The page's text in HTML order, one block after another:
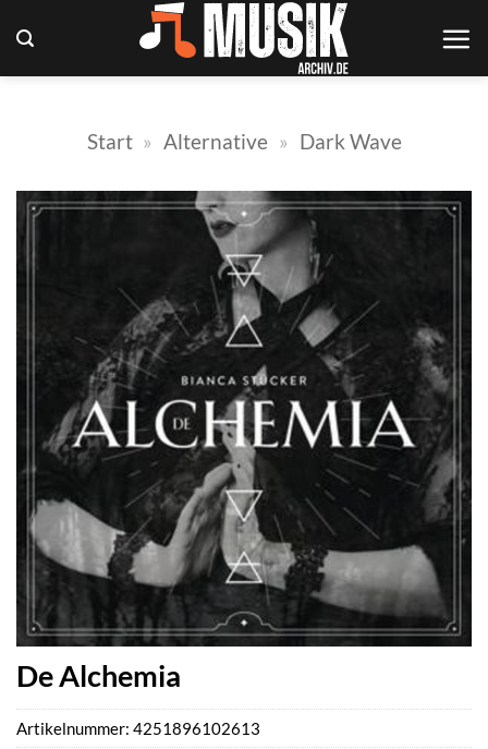
Inhalt
springen
Start » Alternative » Dark Wave
De Alchemia
Artikelnummer: 4251896102613